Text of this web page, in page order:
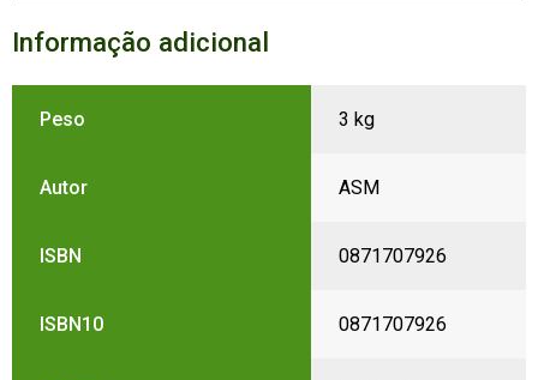
Informação adicional
Peso 3 kg
Autor ASM
ISBN 0871707926
ISBN10 0871707926